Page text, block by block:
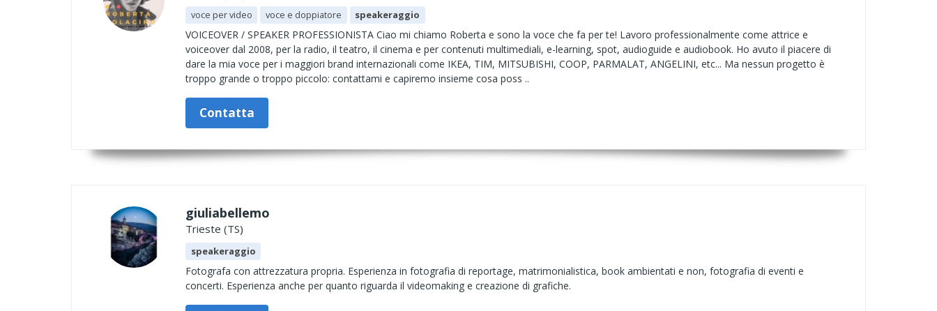
voce per video voce e doppiatore speakeraggio
VOICEOVER / SPEAKER PROFESSIONISTA Ciao mi chiamo Roberta e sono la voce che fa per te! Lavoro professionalmente come attrice e
voiceover dal 2008, per la radio, il teatro, il cinema e per contenuti multimediali, e-learning, spot, audioguide e audiobook. Ho avuto il piacere di
dare la mia voce per i maggiori brand internazionali come IKEA, TIM, MITSUBISHI, COOP, PARMALAT, ANGELINI, etc... Ma nessun progetto è
troppo grande o troppo piccolo: contattami e capiremo insieme cosa poss ..
Contatta
giuliabellemo
Trieste (TS)
speakeraggio
Fotografa con attrezzatura propria. Esperienza in fotografia di reportage, matrimonialistica, book ambientati e non, fotografia di eventi e
concerti. Esperienza anche per quanto riguarda il videomaking e creazione di grafiche.